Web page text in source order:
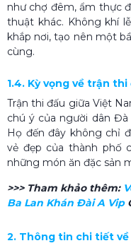
như chợ đêm, ẩm thực
thuật khác. Không khí
khắp nơi, tạo nên một
cùng.
1.4. Kỳ vọng về trận thi
Trận thi đấu giữa Việt
chú ý của người dân
Họ đến đây không chỉ
vẻ đẹp của thành phố
những món ăn đặc sản
>>> Tham khảo thêm:
Ba Lan Khán Đài A Vip
2. Thông tin chi tiết về